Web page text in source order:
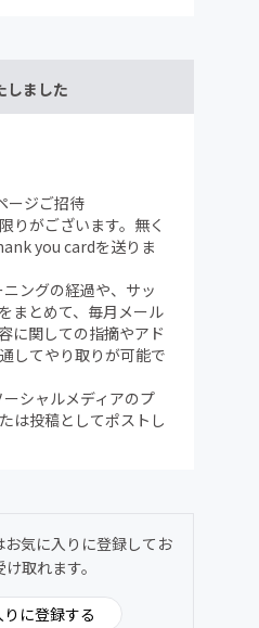
しました
ージご招待
がございます。無く
you cardを送りま
ングの経過や、サッ
まとめて、毎月メール
に関しての指摘やアド
してやり取りが可能で
シャルメディアのプ
は投稿としてポストし
気に入りに登録してお
取れます。
りに登録する